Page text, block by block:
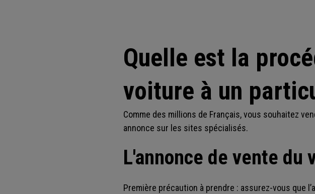
Quelle est la
voiture à un
Comme des millions de Français, vous souhaitez
annonce sur les sites spécialisés.
L'annonce de vente du
Première précaution à prendre : assurez-vous que